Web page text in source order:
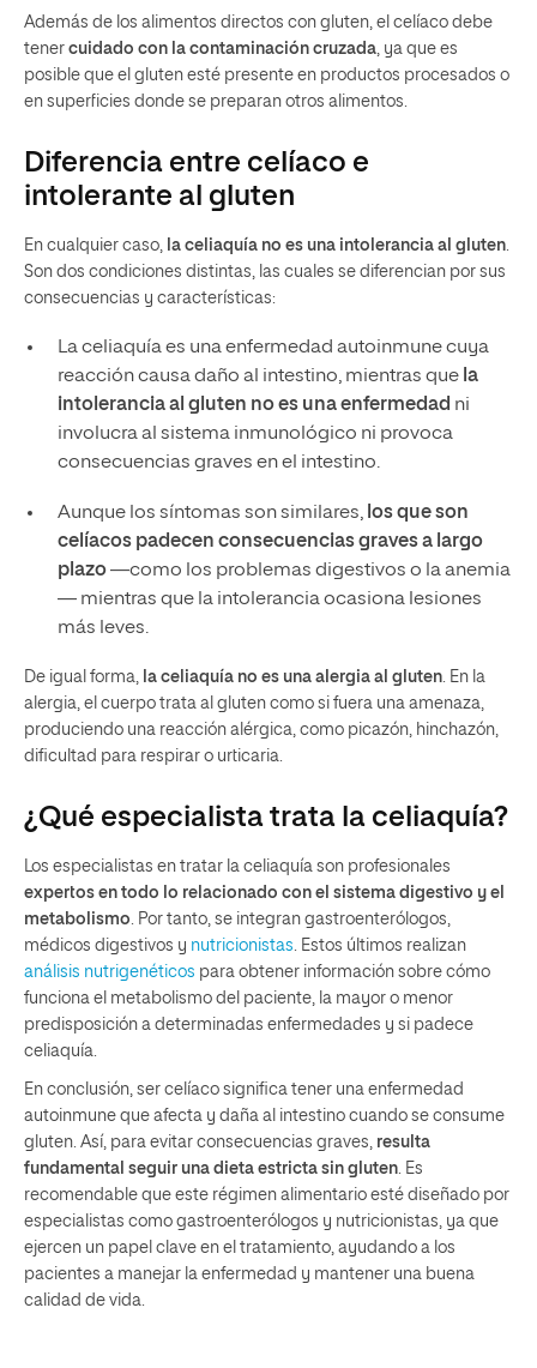
Además de los alimentos directos con gluten, el celíaco debe
tener cuidado con la contaminación cruzada, ya que es
posible que el gluten esté presente en productos procesados o
en superficies donde se preparan otros alimentos.
Diferencia entre celíaco e
intolerante al gluten
En cualquier caso, la celiaquía no es una intolerancia al gluten.
Son dos condiciones distintas, las cuales se diferencian por sus
consecuencias y características:
La celiaquía es una enfermedad autoinmune cuya
reacción causa daño al intestino, mientras que la
intolerancia al gluten no es una enfermedad ni
involucra al sistema inmunológico ni provoca
consecuencias graves en el intestino.
Aunque los síntomas son similares, los que son
celíacos padecen consecuencias graves a largo
plazo—como los problemas digestivos o la anemia
— mientras que la intolerancia ocasiona lesiones
más leves.
De igual forma, la celiaquía no es una alergia al gluten. En la
alergia, el cuerpo trata al gluten como si fuera una amenaza,
produciendo una reacción alérgica, como picazón, hinchazón,
dificultad para respirar o urticaria.
¿Qué especialista trata la celiaquía?
Los especialistas en tratar la celiaquía son profesionales
expertos en todo lo relacionado con el sistema digestivo y el
metabolismo. Por tanto, se integran gastroenterólogos,
médicos digestivos y nutricionistas. Estos últimos realizan
análisis nutrigenéticos para obtener información sobre cómo
funciona el metabolismo del paciente, la mayor o menor
predisposición a determinadas enfermedades y si padece
celiaquía.
En conclusión, ser celíaco significa tener una enfermedad
autoinmune que afecta y daña al intestino cuando se consume
gluten. Así, para evitar consecuencias graves, resulta
fundamental seguir una dieta estricta sin gluten. Es
recomendable que este régimen alimentario esté diseñado por
especialistas como gastroenterólogos y nutricionistas, ya que
ejercen un papel clave en el tratamiento, ayudando a los
pacientes a manejar la enfermedad y mantener una buena
calidad de vida.